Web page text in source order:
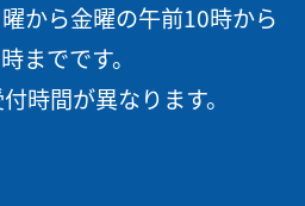
から金曜の午前10時から
までです。
時間が異なります。